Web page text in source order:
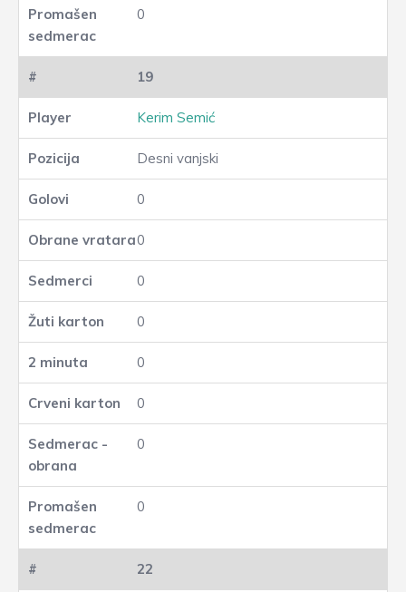
0
19
Kerim Semić
Desni vanjski
0
0
0
0
0
0
0
0
22